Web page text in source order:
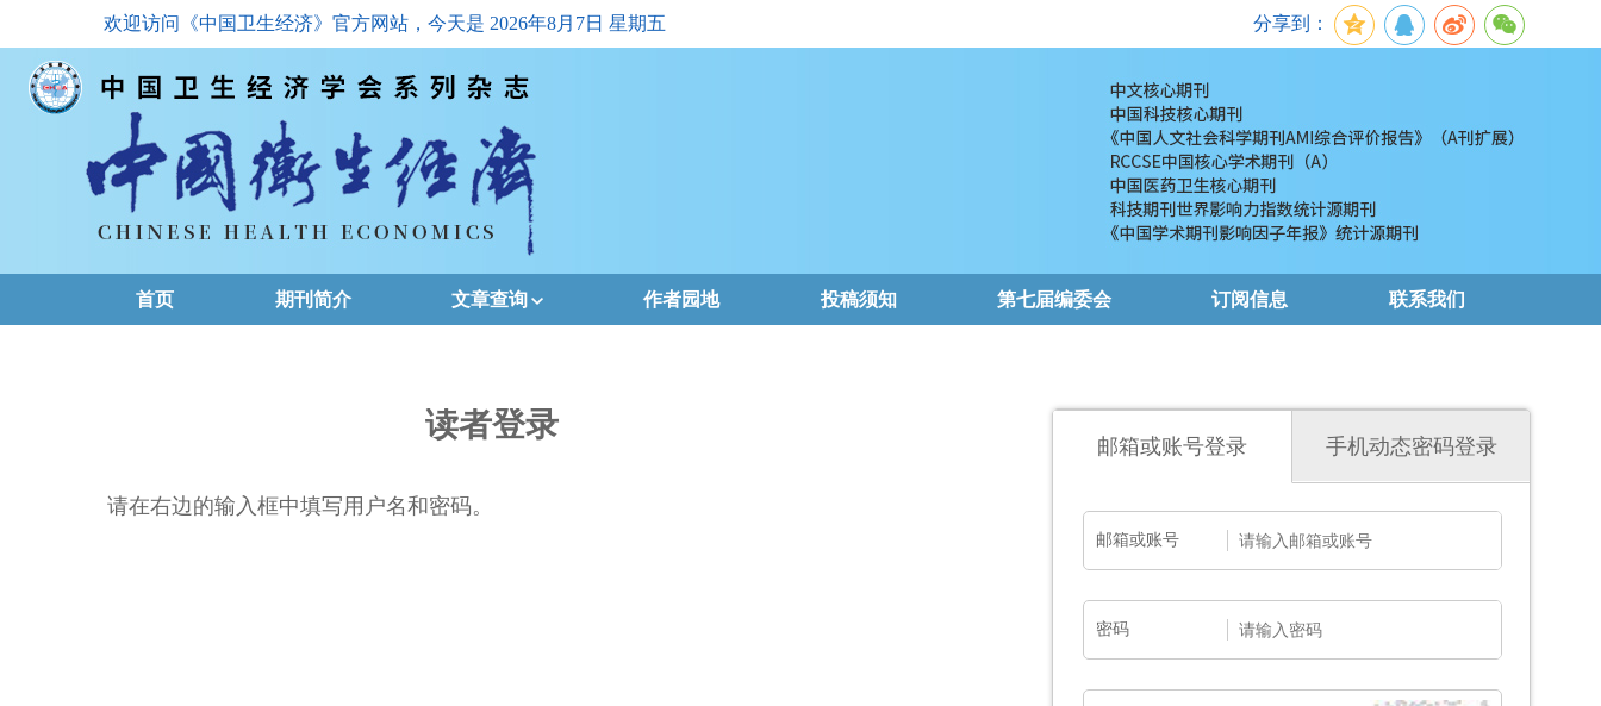
欢迎访问《中国卫生经济》官方网站，今天是 2026年8月7日 星期五 分享到：
首页 期刊简介 文章查询
下载排名
作者园地 投稿须知 第七届编委会 订阅信息 联系我们
读者登录
请在右边的输入框中填写用户名和密码。
邮箱或账号登录 手机动态密码登录
邮箱或账号
密码